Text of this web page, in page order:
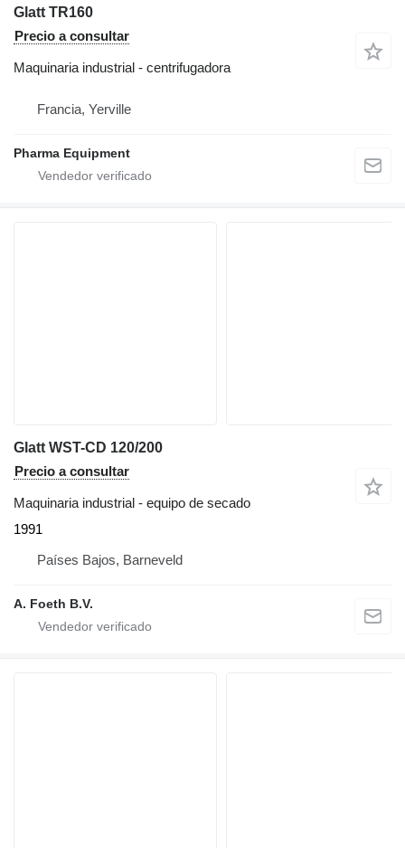
Glatt TR160
Precio a consultar
Maquinaria industrial - centrifugadora
Francia, Yerville
Pharma Equipment
Glatt WST-CD 120/200
Precio a consultar
Maquinaria industrial - equipo de secado
1991
Países Bajos, Barneveld
A. Foeth B.V.